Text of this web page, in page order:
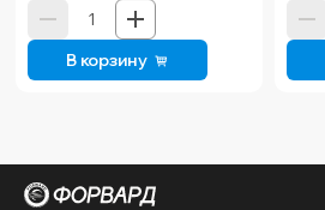
В корзину